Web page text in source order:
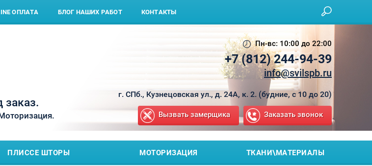
ОПЛАТА БЛОГ НАШИХ РАБОТ КОНТАКТЫ
Пн-вс: 10:00 до 22:00
+7 (812) 244-94-39
info@svilspb.ru
г. СПб., Кузнецовская ул., д. 24А, к. 2. (будние, с 10 до 20)
Вызвать замерщика Заказать звонок
ПЛИССЕ ШТОРЫ МОТОРИЗАЦИЯ ТКАНИ\МАТЕРИАЛЫ